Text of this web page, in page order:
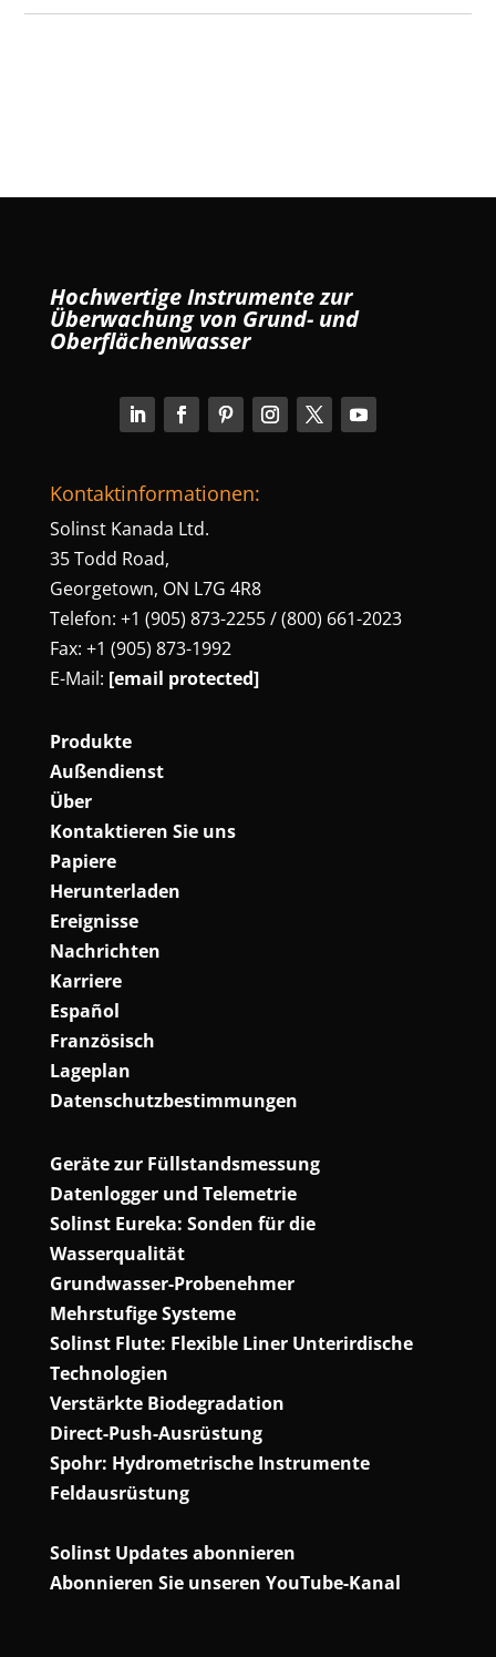
Hochwertige Instrumente zur
Überwachung von Grund- und
Oberflächenwasser
Kontaktinformationen:
Solinst Kanada Ltd.
35 Todd Road,
Georgetown, ON L7G 4R8
Telefon: +1 (905) 873-2255 / (800) 661-2023
Fax: +1 (905) 873-1992
E-Mail: [email protected]
Produkte
Außendienst
Über
Kontaktieren Sie uns
Papiere
Herunterladen
Ereignisse
Nachrichten
Karriere
Español
Französisch
Lageplan
Datenschutzbestimmungen
Geräte zur Füllstandsmessung
Datenlogger und Telemetrie
Solinst Eureka: Sonden für die
Wasserqualität
Grundwasser-Probenehmer
Mehrstufige Systeme
Solinst Flute: Flexible Liner Unterirdische
Technologien
Verstärkte Biodegradation
Direct-Push-Ausrüstung
Spohr: Hydrometrische Instrumente
Feldausrüstung
Solinst Updates abonnieren
Abonnieren Sie unseren YouTube-Kanal